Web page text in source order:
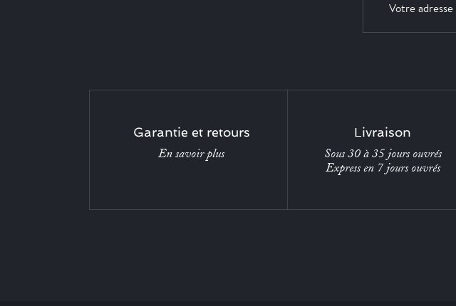
Garantie et retours
En savoir plus
Livraison
Sous 30 à 35 jours ouvrés
Express en 7 jours ouvrés